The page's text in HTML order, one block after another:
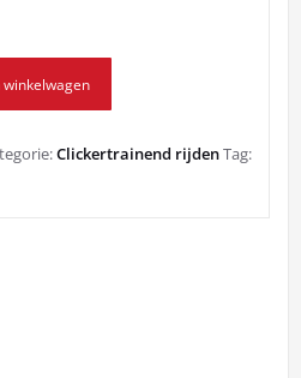
Clickertrainend rijdenTag: